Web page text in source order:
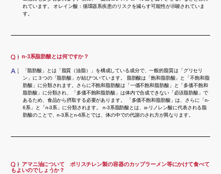
れています。 オレイン酸：循環器系疾患のリスクを減らす可能性が示唆されていま
す。
n-3系脂肪酸とは何ですか？
「脂肪酸」とは「脂質（油脂）」を構成している成分で、一般的脂質は「グリセリ
ン」に３つの「脂肪酸」が結びついています。 脂肪酸は「飽和脂肪酸」と「不飽和脂
肪酸」に分類されます。さらに不飽和脂肪酸は「一価不飽和脂肪酸」と「多価不飽和
脂肪酸」に分類され、「多価不飽和脂肪酸」は体内で合成できない「必須脂肪酸」で
あるため、食品から摂取する必要があります。 「多価不飽和脂肪酸」は、さらに「n-
6系」と「n-3系」に分類されます。 n-3系脂肪酸とは、α-リノレン酸に代表される脂
肪酸のことで、n-3系とn-6系とでは、体の中での代謝のされ方が異なります。
アマニ油について ポリスチレン製の容器のカップラーメン等にかけて食べて
もよいのでしょうか？